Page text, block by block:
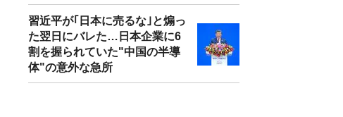
習近平が｢日本に売るな｣と煽っ
た翌日にバレた…日本企業に6
割を握られていた"中国の半導
体"の意外な急所